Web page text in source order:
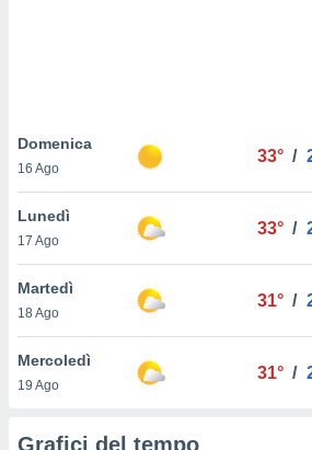
per
utilizzati
il
o
Domenica
16 Ago
33° /
Lunedì
17 Ago
33° /
Martedì
18 Ago
31° /
Mercoledì
19 Ago
31° /
Grafici del tempo